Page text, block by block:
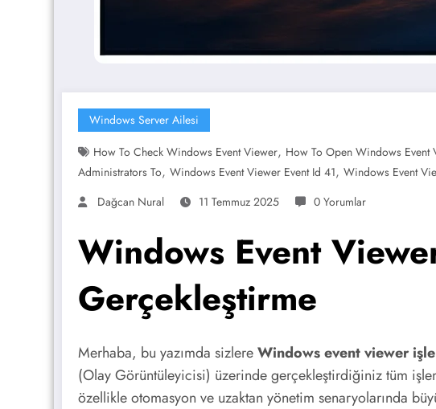
Windows Server Ailesi
How To Check Windows Event Viewer, How To Open Windows Event
Administrators To, Windows Event Viewer Event Id 41, Windows Event
Dağcan Nural
11 Temmuz 2025 0 Yorumlar
Windows Event
Gerçekleştirme
Merhaba, bu yazımda sizlereWindows event viewer
(Olay Görüntüleyicisi) üzerinde gerçekleştirdiğiniz tüm
özellikle otomasyon ve uzaktan yönetim senaryolarında